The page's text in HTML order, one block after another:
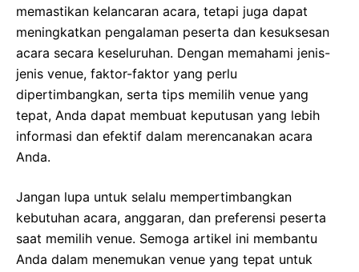
memastikan kelancaran acara, tetapi juga dapat
meningkatkan pengalaman peserta dan kesuksesan
acara secara keseluruhan. Dengan memahami jenis-
jenis venue, faktor-faktor yang perlu
dipertimbangkan, serta tips memilih venue yang
tepat, Anda dapat membuat keputusan yang lebih
informasi dan efektif dalam merencanakan acara
Anda.
Jangan lupa untuk selalu mempertimbangkan
kebutuhan acara, anggaran, dan preferensi peserta
saat memilih venue. Semoga artikel ini membantu
Anda dalam menemukan venue yang tepat untuk